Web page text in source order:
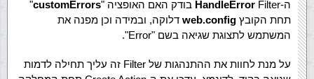
ה- HandleError Filter בודק האם האופציה " customErrors
"
תחת הקובץ web.config דלוקה, ובמידה וכן מפנה את
המשתמש לתצוגת שגיאה בשם "Error".
על מנת לחוות את ההתנהגות של Filter זה עליך תחילה לדמות